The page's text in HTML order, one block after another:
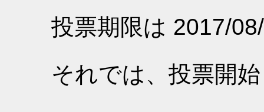
投票期限は 2017/
それでは、投票開